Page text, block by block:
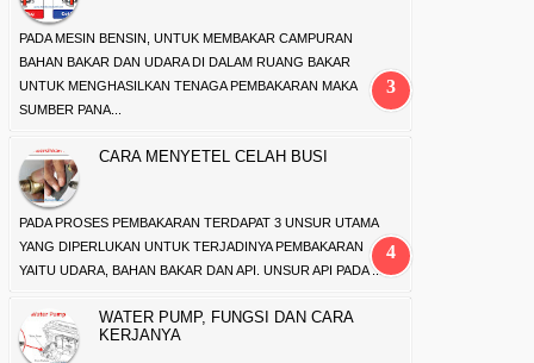
PADA MESIN BENSIN, UNTUK MEMBAKAR CAMPURAN
BAHAN BAKAR DAN UDARA DI DALAM RUANG BAKAR
UNTUK MENGHASILKAN TENAGA PEMBAKARAN MAKA
SUMBER PANA...
CARA MENYETEL CELAH BUSI
PADA PROSES PEMBAKARAN TERDAPAT 3 UNSUR UTAMA
YANG DIPERLUKAN UNTUK TERJADINYA PEMBAKARAN
YAITU UDARA, BAHAN BAKAR DAN API. UNSUR API PADA ...
WATER PUMP, FUNGSI DAN CARA
KERJANYA